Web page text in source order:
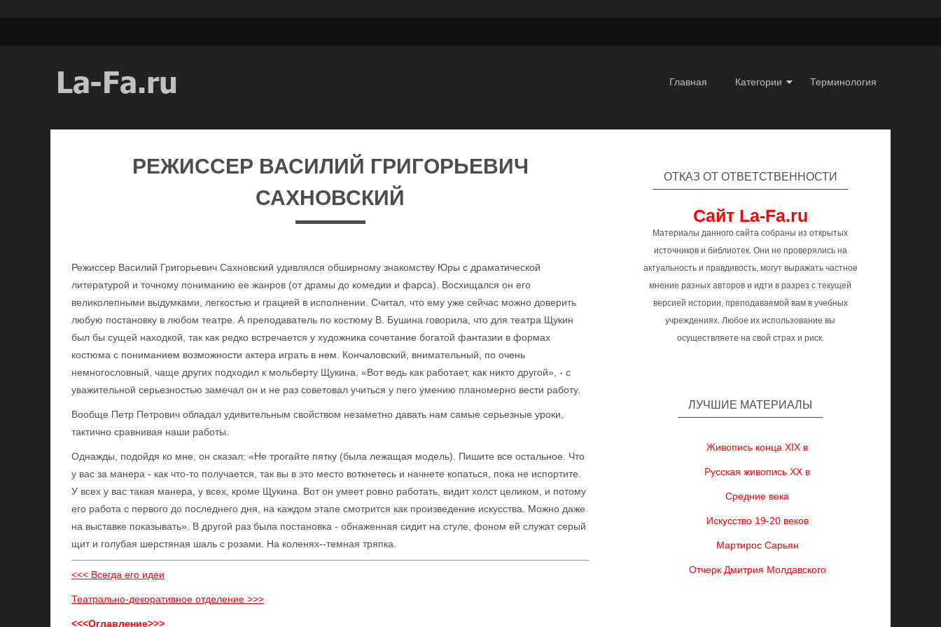
Главная Категории Терминология
РЕЖИССЕР ВАСИЛИЙ ГРИГОРЬЕВИЧ
САХНОВСКИЙ
Режиссер Василий Григорьевич Сахновский удивлялся обширному знакомству Юры с драматической
литературой и точному пониманию ее жанров (от драмы до комедии и фарса). Восхищался он его
великолепными выдумками, легкостью и грацией в исполнении. Считал, что ему уже сейчас можно доверить
любую постановку в любом театре. А преподаватель по костюму В. Бушина говорила, что для театра Щукин
был бы сущей находкой, так как редко встречается у художника сочетание богатой фантазии в формах
костюма с пониманием возможности актера играть в нем. Кончаловский, внимательный, по очень
немногословный, чаще других подходил к мольберту Щукина. «Вот ведь как работает, как никто другой», - с
уважительной серьезностью замечал он и не раз советовал учиться у пего умению планомерно вести работу.
Вообще Петр Петрович обладал удивительным свойством незаметно давать нам самые серьезные уроки,
тактично сравнивая наши работы.
Однажды, подойдя ко мне, он сказал: «Не трогайте пятку (была лежащая модель). Пишите все остальное. Что
у вас за манера - как что-то получается, так вы в это место воткнетесь и начнете копаться, пока не испортите.
У всех у вас такая манера, у всех, кроме Щукина. Вот он умеет ровно работать, видит холст целиком, и потому
его работа с первого до последнего дня, на каждом этапе смотрится как произведение искусства. Можно даже
на выставке показывать». В другой раз была постановка - обнаженная сидит на стуле, фоном ей служат серый
щит и голубая шерстяная шаль с розами. На коленях--темная тряпка.
<<< Всегда его идеи
Театрально-декоративное отделение >>>
<<<Оглавление>>>
ОТКАЗ ОТ ОТВЕТСТВЕННОСТИ
Сайт La-Fa.ru
Материалы данного сайта собраны из открытых
источников и библиотек. Они не проверялись на
актуальность и правдивость, могут выражать частное
мнение разных авторов и идти в разрез с текущей
версией истории, преподаваемой вам в учебных
учреждениях. Любое их использование вы
осуществляете на свой страх и риск.
ЛУЧШИЕ МАТЕРИАЛЫ
Живопись конца XIX в
Русская живопись XX в
Средние века
Искусство 19-20 веков
Мартирос Сарьян
Отчерк Дмитрия Молдавского